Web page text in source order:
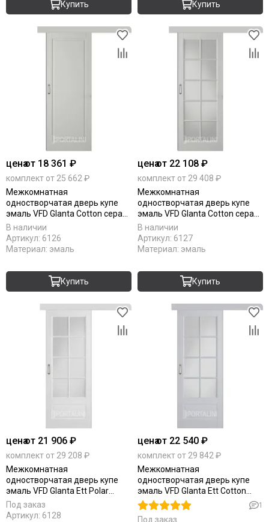
Купить Купить
ценаот 18 361 ₽
комплект от 25 662 ₽
Межкомнатная
одностворчатая дверь купе
эмаль VFD Glanta Cotton серая
глухая
В наличии
Артикул: 6126
Материал: эмаль
Купить
ценаот 22 108 ₽
комплект от 29 408 ₽
Межкомнатная
одностворчатая дверь купе
эмаль VFD Glanta Cotton серая
остеклённая
В наличии
Артикул: 6127
Материал: эмаль
Купить
ценаот 21 906 ₽
комплект от 29 208 ₽
Межкомнатная
одностворчатая дверь купе
эмаль VFD Glanta Ett Polar
белая остеклённая
Под заказ
Артикул: 6128
ценаот 22 540 ₽
комплект от 29 842 ₽
Межкомнатная
одностворчатая дверь купе
эмаль VFD Glanta Ett Cotton
серая остеклённая
1
Под заказ